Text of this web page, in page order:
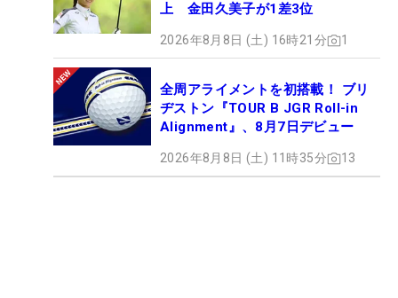
上 金田久美子が1差3位
2026年8月8日 (土) 16時21分 1
全周アライメントを初搭載！ ブリ
ヂストン『TOUR B JGR Roll-in
Alignment』、8月7日デビュー
2026年8月8日 (土) 11時35分 13